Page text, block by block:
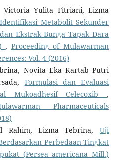
Yulita Fitriani, Lizma
Identifikasi Metabolit Sekunder
Ekstrak Bunga Tapak Dara
, Proceeding of Mulawarman
Vol. 4 (2016)
Novita Eka Kartab Putri
Formulasi dan Evaluasi
Mukoadhesif Celecoxib,
Pharmaceuticals
Rahim, Lizma Febrina,Uji
Perbedaan Tingkat
(Persea americana Mill.)